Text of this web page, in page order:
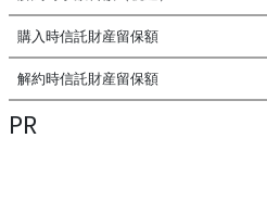
購入時信託財産留保額
解約時信託財産留保額
PR